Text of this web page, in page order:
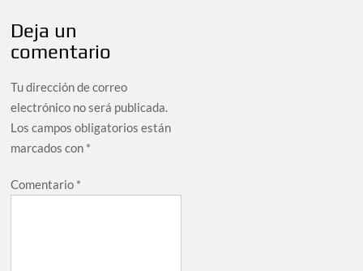
Deja un
comentario
Tu dirección de correo
electrónico no será publicada.
Los campos obligatorios están
marcados con *
Comentario *